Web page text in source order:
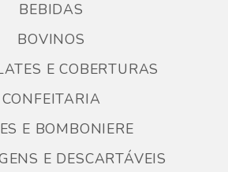
BEBIDAS
BOVINOS
E COBERTURAS
CONFEITARIA
E BOMBONIERE
E DESCARTÁVEIS